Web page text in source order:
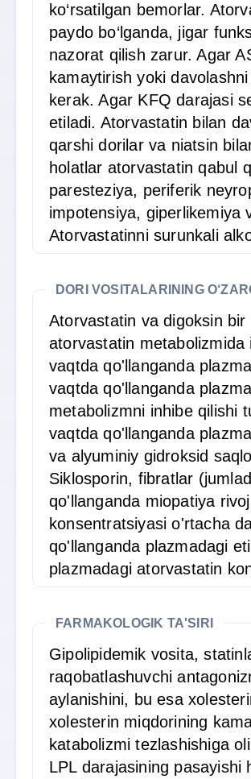
ko‘rsatilgan bemorlar.
paydo bo‘lganda, jigar
nazorat qilish zarur. Agar
kamaytirish yoki
kerak. Agar KFQ darajasi
etiladi. Atorvastatin bilan
qarshi dorilar va niatsin
holatlar atorvastatin qabul
paresteziya, periferik
impotensiya, giperlikemiya
Atorvastatinni surunkali
DORI VOSITALARINING
Atorvastatin va digoksin
atorvastatin
vaqtda qo'llanganda
vaqtda qo'llanganda
metabolizmni inhibe qilishi
vaqtda qo'llanganda
va alyuminiy gidroksid
Siklosporin, fibratlar
qo'llanganda miopatiya
konsentratsiyasi o'rtacha
qo'llanganda plazmadagi
plazmadagi atorvastatin
FARMAKOLOGIK TA'SIRI
Gipolipidemik vosita,
raqobatlashuvchi
aylanishini, bu esa
xolesterin miqdorining
katabolizmi tezlashishiga
LPL darajasining pasayishi